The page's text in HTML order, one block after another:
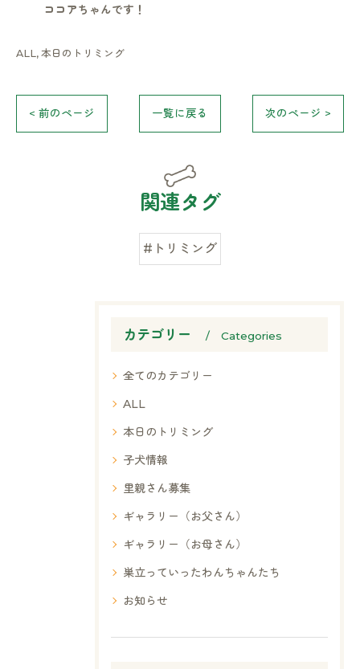
ココアちゃんです！
ALL 本日のトリミング
< 前のページ 一覧に戻る 次のページ >
関連タグ
#トリミング
カテゴリー Categories
全てのカテゴリー
ALL
本日のトリミング
子犬情報
里親さん募集
ギャラリー（お父さん）
ギャラリー（お母さん）
巣立っていったわんちゃんたち
お知らせ